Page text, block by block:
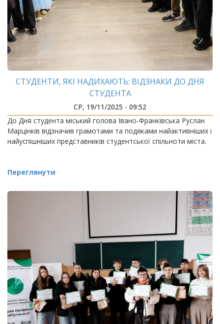
СТУДЕНТИ, ЯКІ НАДИХАЮТЬ: ВІДЗНАКИ ДО ДНЯ
СТУДЕНТА
СР, 19/11/2025 - 09:52
До Дня студента міський голова Івано-Франківська Руслан
Марцінків відзначив грамотами та подяками найактивніших і
найуспішніших представників студентської спільноти міста.
Переглянути